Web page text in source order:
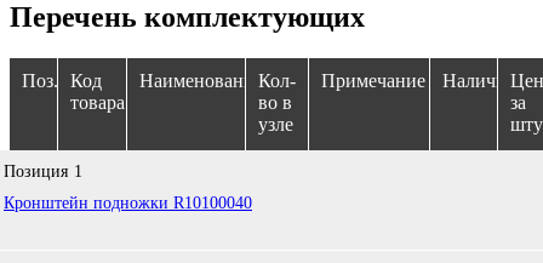
Перечень комплектующих
Поз.
Код
товара
НаименованиеКол-
во в
узле
Примечание Наличие
за
Позиция 1
Кронштейн подножки R10100040